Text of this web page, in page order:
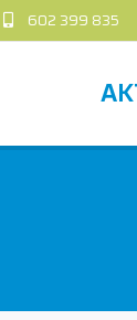
602 399 835